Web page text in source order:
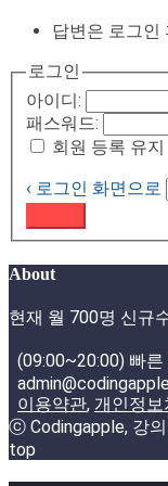
답변은 로그인
로그인
아이디:
패스워드:
회원 등록 유지
‹ 로그인 화면으로
About
현재 월 700명 신규
(09:00~20:00) 빠
이용약관, 개인정보
ⓒ Codingapple, 강의
top